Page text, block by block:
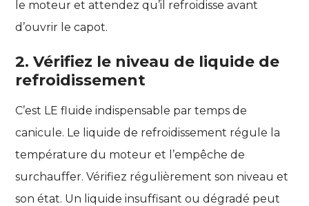
le moteur et attendez qu’il refroidisse avant
d’ouvrir le capot.
2. Vérifiez le niveau de liquide de
refroidissement
C’est LE fluide indispensable par temps de
canicule. Le liquide de refroidissement régule la
température du moteur et l’empêche de
surchauffer. Vérifiez régulièrement son niveau et
son état. Un liquide insuffisant ou dégradé peut